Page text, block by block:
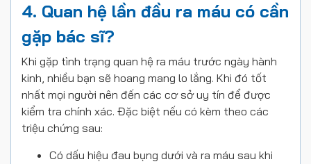
4. Quan hệ lần đầu ra máu có cần
gặp bác sĩ?
Khi gặp tình trạng quan hệ ra máu trước ngày hành
kinh, nhiều bạn sẽ hoang mang lo lắng. Khi đó tốt
nhất mọi người nên đến các cơ sở uy tín để được
kiểm tra chính xác. Đặc biệt nếu có kèm theo các
triệu chứng sau:
Có dấu hiệu đau bụng dưới và ra máu sau khi